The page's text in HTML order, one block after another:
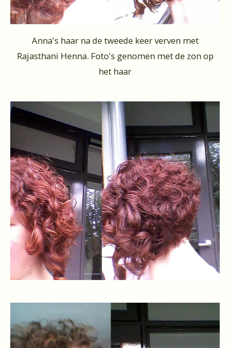
Anna's haar na de tweede keer verven met
Rajasthani Henna. Foto's genomen met de zon op
het haar